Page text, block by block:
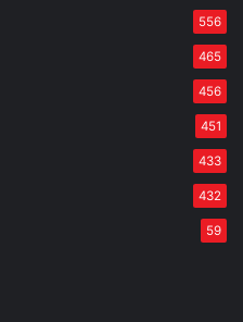
556
465
456
451
433
432
59